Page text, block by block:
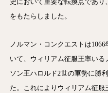
史において重要な転換点であ
をもたらしました。
ノルマン・コンクエストは
いて、ウィリアム征服王率い
ソン王ハロルド2世の軍勢に勝
た。これによりウィリアム征服